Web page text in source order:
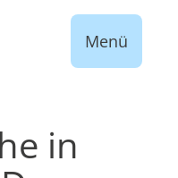
Menü
in